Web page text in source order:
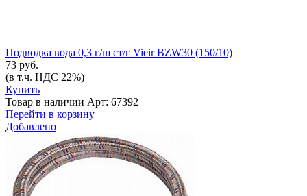
Подводка вода 0,3 г/ш ст/г Vieir BZW30 (150/10)
73 руб.
(в т.ч. НДС 22%)
Купить
Товар в наличии Арт: 67392
Перейти в корзину
Добавлено